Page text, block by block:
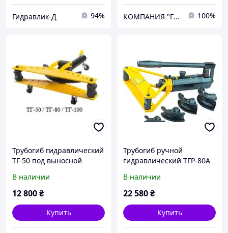
Гидравлик-Д 94% КОМПАНИЯ "ГОЛД МИДЛ" 100%
Трубогиб гидравлический
ТГ-50 под выносной
гидронасосом НРГ-7010
или маслостанцией
В наличии
12 800₴
Купить
Трубогиб ручной
гидравлический ТГР-80А
В наличии
22 580₴
Купить